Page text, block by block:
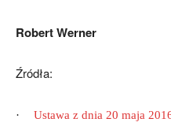
Robert Werner
Źródła:
·
Ustawa z dnia 20 maja